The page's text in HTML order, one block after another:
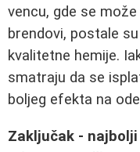
vencu, gde se
brendovi, postale
kvalitetne hemije.
smatraju da se
boljeg efekta na
Zaključak -